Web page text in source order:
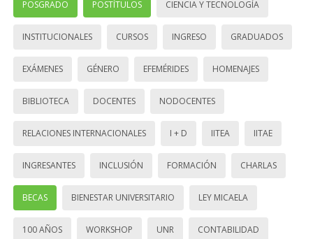
POSGRADO POSTÍTULOS CIENCIA Y TECNOLOGÍA
INSTITUCIONALES CURSOS INGRESO GRADUADOS
EXÁMENES GÉNERO EFEMÉRIDES HOMENAJES
BIBLIOTECA DOCENTES NODOCENTES
RELACIONES INTERNACIONALES I + D IITEA IITAE
INGRESANTES INCLUSIÓN FORMACIÓN CHARLAS
BECAS BIENESTAR UNIVERSITARIO LEY MICAELA
100 AÑOS WORKSHOP UNR CONTABILIDAD